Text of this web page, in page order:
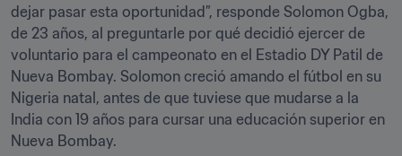
dejar pasar esta oportunidad”, responde Solomon Ogba,
de 23 años, al preguntarle por qué decidió ejercer de
voluntario para el campeonato en el Estadio DY Patil de
Nueva Bombay. Solomon creció amando el fútbol en su
Nigeria natal, antes de que tuviese que mudarse a la
India con 19 años para cursar una educación superior en
Nueva Bombay.